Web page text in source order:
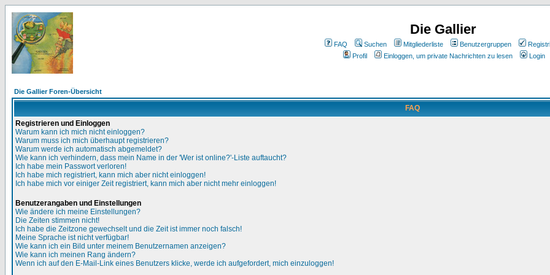
Die Gallier
FAQ Suchen Mitgliederliste Benutzergruppen
Profil
Einloggen, um private Nachrichten zu lesen Login
Die Gallier Foren-Übersicht
FAQ
Registrieren und Einloggen
Warum kann ich mich nicht einloggen?
Warum muss ich mich überhaupt registrieren?
Warum werde ich automatisch abgemeldet?
Wie kann ich verhindern, dass mein Name in der 'Wer ist online?'-Liste auftaucht?
Ich habe mein Passwort verloren!
Ich habe mich registriert, kann mich aber nicht einloggen!
Ich habe mich vor einiger Zeit registriert, kann mich aber nicht mehr einloggen!
Benutzerangaben und Einstellungen
Wie ändere ich meine Einstellungen?
Die Zeiten stimmen nicht!
Ich habe die Zeitzone gewechselt und die Zeit ist immer noch falsch!
Meine Sprache ist nicht verfügbar!
Wie kann ich ein Bild unter meinem Benutzernamen anzeigen?
Wie kann ich meinen Rang ändern?
Wenn ich auf den E-Mail-Link eines Benutzers klicke, werde ich aufgefordert, mich einzuloggen!